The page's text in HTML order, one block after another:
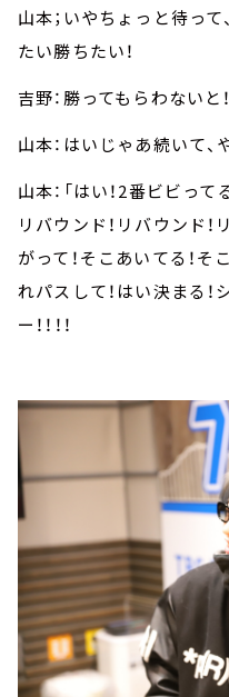
山本；いやちょっと待って
たい勝ちたい！
吉野：勝ってもらわないと！
山本：はいじゃあ続いて、
山本：「はい！2番ビビっ
リバウンド！リバウンド
がって！そこあいてる！
れパスして！はい決まる！
ー！！！！